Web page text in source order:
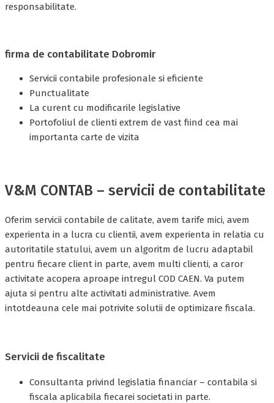
responsabilitate.
firma de contabilitate Dobromir
Servicii contabile profesionale si eficiente
Punctualitate
La curent cu modificarile legislative
Portofoliul de clienti extrem de vast fiind cea mai
importanta carte de vizita
V&M CONTAB – servicii de contabilitate
Oferim servicii contabile de calitate, avem tarife mici, avem
experienta in a lucra cu clientii, avem experienta in relatia cu
autoritatile statului, avem un algoritm de lucru adaptabil
pentru fiecare client in parte, avem multi clienti, a caror
activitate acopera aproape intregul COD CAEN. Va putem
ajuta si pentru alte activitati administrative. Avem
intotdeauna cele mai potrivite solutii de optimizare fiscala.
Servicii de fiscalitate
Consultanta privind legislatia financiar – contabila si
fiscala aplicabila fiecarei societati in parte.